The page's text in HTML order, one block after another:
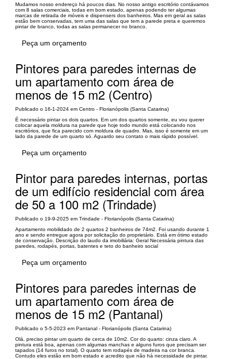
Mudamos nosso endereço há poucos dias. No nosso antigo escritório contávamos
com 8 salas comerciais, todas em bom estado, apenas podendo ter algumas
marcas de retirada de móveis e dispensers dos banheiros. Mas em geral as salas
estão bem conservadas, tem uma das salas que tem a parede preta e queremos
pintar de branco, todas as salas permanecer no branco.
Peça um orçamento
Pintores para paredes internas de
um apartamento com área de
menos de 15 m2 (Centro)
Publicado o 16-1-2024 em Centro - Florianópolis (Santa Catarina)
É necessário pintar os dois quartos. Em um dos quartos somente, eu vou querer
colocar aquela moldura na parede que hoje todo mundo está colocando nos
escritórios, que fica parecido com moldura de quadro. Mas, isso é somente em um
lado da parede de um quarto só. Aguardo seu contato o mais rápido possível.
Peça um orçamento
Pintor para paredes internas, portas
de um edifício residencial com área
de 50 a 100 m2 (Trindade)
Publicado o 19-9-2025 em Trindade - Florianópolis (Santa Catarina)
Apartamento mobilidado de 2 quartos 2 banheiros de 74m2. Foi usando durante 1
ano e sendo entregue agora por solicitação do proprietário. Está em ótimo estado
de conservação. Descrição do laudo da imobiliária: Geral Necessária pintura das
paredes, rodapés, portas, batentes e teto do banheiro social
Peça um orçamento
Pintores para paredes internas de
um apartamento com área de
menos de 15 m2 (Pantanal)
Publicado o 5-5-2023 em Pantanal - Florianópolis (Santa Catarina)
Olá, preciso pintar um quarto de cerca de 10m2. Cor do quarto: cinza claro. A
pintura está boa, apenas com algumas manchas e alguns furos que precisam ser
tapados (14 furos no total). O quarto tem rodapés de madeira na cor branca.
Contudo eles estão em bom estado e acredito que não há necessidade de pintar.